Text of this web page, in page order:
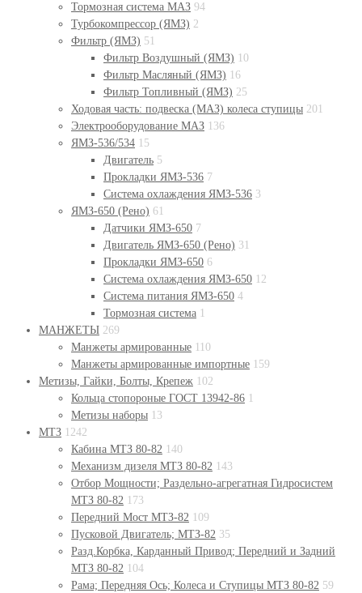
Тормозная система МАЗ 94
Турбокомпрессор (ЯМЗ) 2
Фильтр (ЯМЗ) 51
Фильтр Воздушный (ЯМЗ) 10
Фильтр Масляный (ЯМЗ) 16
Фильтр Топливный (ЯМЗ) 25
Ходовая часть: подвеска (МАЗ) колеса ступицы 201
Электрооборудование МАЗ 136
ЯМЗ-536/534 15
Двигатель 5
Прокладки ЯМЗ-536 7
Система охлаждения ЯМЗ-536 3
ЯМЗ-650 (Рено) 61
Датчики ЯМЗ-650 7
Двигатель ЯМЗ-650 (Рено) 31
Прокладки ЯМЗ-650 6
Система охлаждения ЯМЗ-650 12
Система питания ЯМЗ-650 4
Тормозная система 1
МАНЖЕТЫ 269
Манжеты армированные 110
Манжеты армированные импортные 159
Метизы, Гайки, Болты, Крепеж 102
Кольца стопороные ГОСТ 13942-86 1
Метизы наборы 13
МТЗ 1242
Кабина МТЗ 80-82 140
Механизм дизеля МТЗ 80-82 143
Отбор Мощности; Раздельно-агрегатная Гидросистем
МТЗ 80-82 173
Передний Мост МТЗ-82 109
Пусковой Двигатель; МТЗ-82 35
Разд.Корбка, Карданный Привод; Передний и Задний
МТЗ 80-82 104
Рама; Передняя Ось; Колеса и Ступицы МТЗ 80-82 59